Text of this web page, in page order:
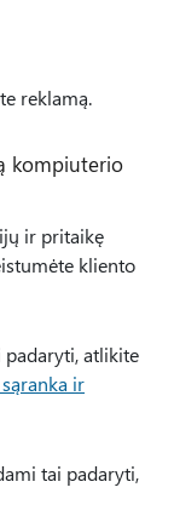
reklamą.
kompiuterio
ir pritaikę
kliento
atlikite
ir
tai padaryti,